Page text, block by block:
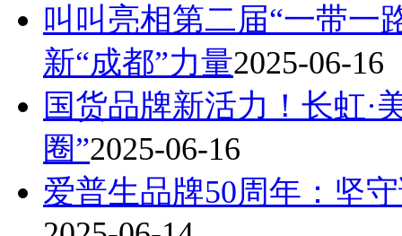
叫叫亮相第二届“一带一
新“成都”力量2025-06-16
国货品牌新活力！长虹·
圈”2025-06-16
爱普生品牌50周年：坚